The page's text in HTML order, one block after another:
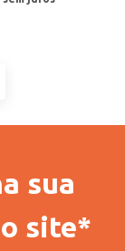
sua
site*